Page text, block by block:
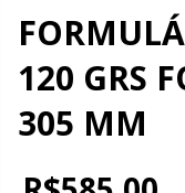
120 GRS
305 MM